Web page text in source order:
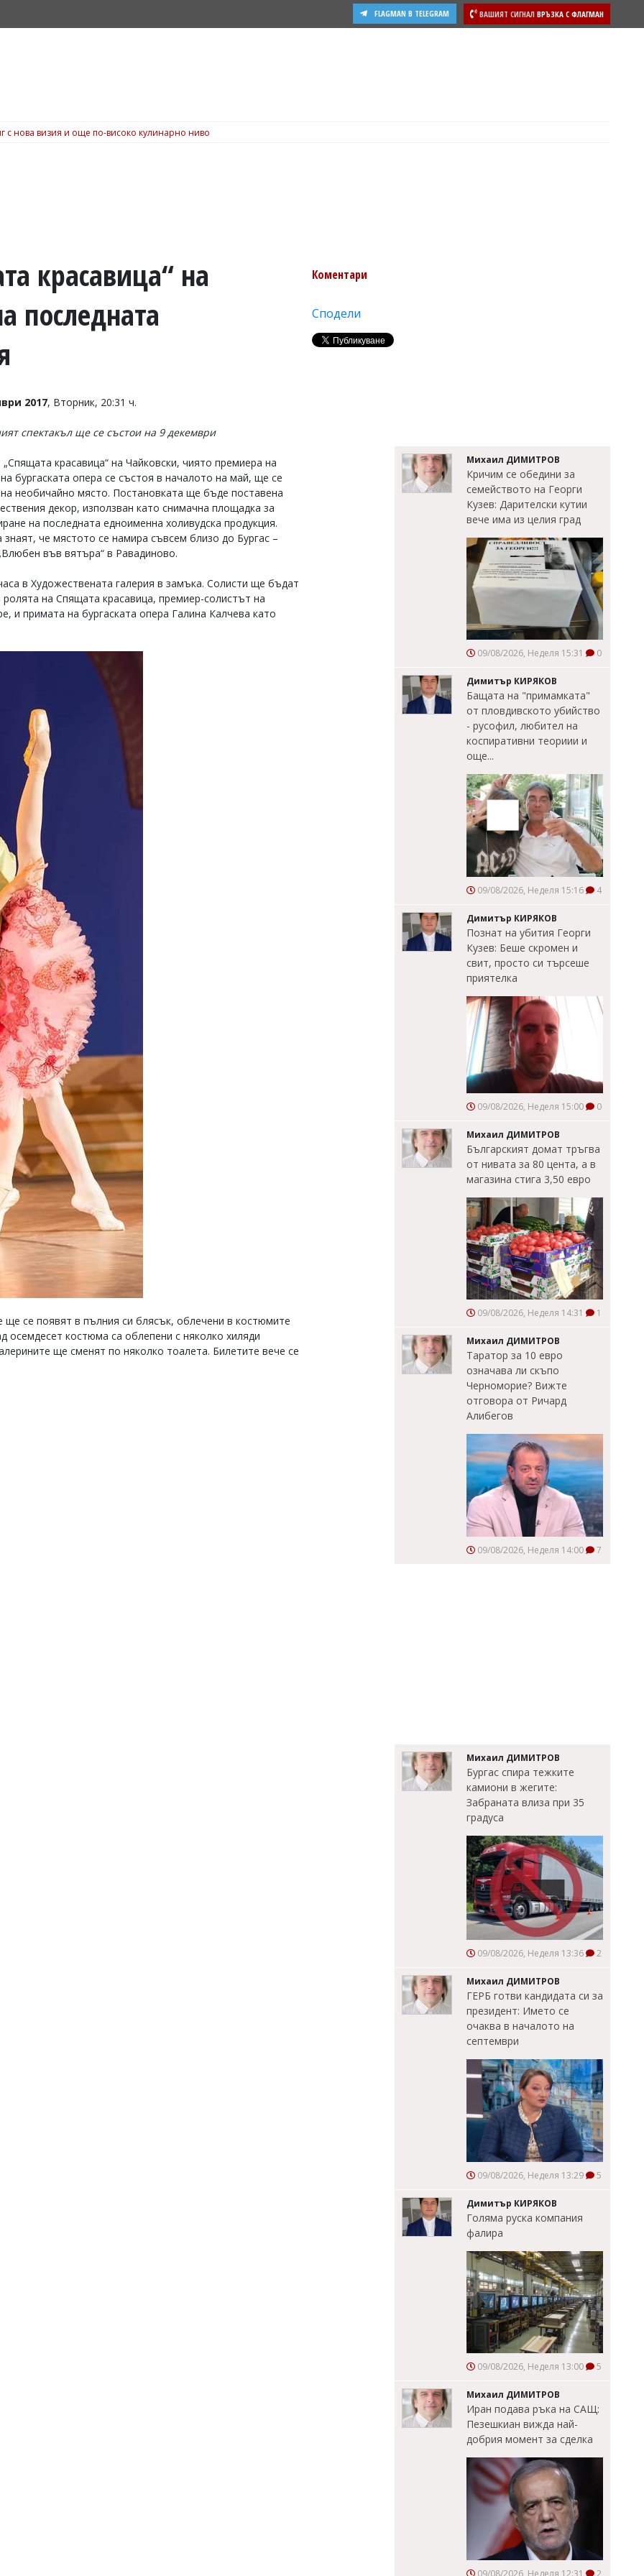
ВАШИЯТ СИГНАЛ ВРЪЗКА С ФЛАГМАН
FLAGMAN В TELEGRAM
с нова визия и още по-високо кулинарно ниво
красавица“ на
последната
2017, Вторник, 20:31 ч.
спектакъл ще се състои на 9 декември
красавица“ на Чайковски, чиято премиера на
бургаската опера се състоя в началото на май, ще се
необичайно място. Постановката ще бъде поставена
декор, използван като снимачна площадка за
на последната едноименна холивудска продукция.
че мястото се намира съвсем близо до Бургас –
във вятъра“ в Равадиново.
в Художествената галерия в замъка. Солисти ще бъдат
на Спящата красавица, премиер-солистът на
и примата на бургаската опера Галина Калчева като
се появят в пълния си блясък, облечени в костюмите
костюма са облепени с няколко хиляди
ще сменят по няколко тоалета. Билетите вече се
Коментари
Сподели
Михаил ДИМИТРОВ
Кричим се обедини за
семейството на Георги
Кузев: Дарителски кутии
вече има из целия град
09/08/2026, Неделя 15:31 0
Димитър КИРЯКОВ
Бащата на "примамката"
от пловдивското убийство
- русофил, любител на
коспиративни теориии и
още...
09/08/2026, Неделя 15:16 4
Димитър КИРЯКОВ
Познат на убития Георги
Кузев: Беше скромен и
свит, просто си търсеше
приятелка
09/08/2026, Неделя 15:00 0
Михаил ДИМИТРОВ
Българският домат тръгва
от нивата за 80 цента, а в
магазина стига 3,50 евро
09/08/2026, Неделя 14:31 1
Михаил ДИМИТРОВ
Таратор за 10 евро
означава ли скъпо
Черноморие? Вижте
отговора от Ричард
Алибегов
09/08/2026, Неделя 14:00 7
Михаил ДИМИТРОВ
Бургас спира тежките
камиони в жегите:
Забраната влиза при 35
градуса
09/08/2026, Неделя 13:36 2
Михаил ДИМИТРОВ
ГЕРБ готви кандидата си за
президент: Името се
очаква в началото на
септември
09/08/2026, Неделя 13:29 5
Димитър КИРЯКОВ
Голяма руска компания
фалира
09/08/2026, Неделя 13:00 5
Михаил ДИМИТРОВ
Иран подава ръка на САЩ:
Пезешкиан вижда най-
добрия момент за сделка
09/08/2026, Неделя 12:31 2